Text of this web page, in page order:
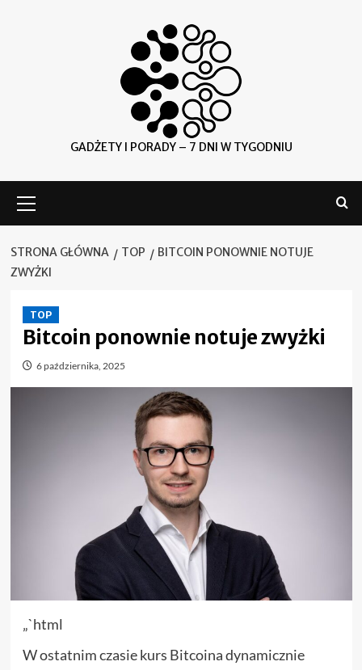
GADŻETY I PORADY – 7 DNI W TYGODNIU
główne
STRONA GŁÓWNA TOP
BITCOIN PONOWNIE NOTUJE
ZWYŻKI
TOP
Bitcoin ponownie notuje zwyżki
6 października, 2025
„`html
W ostatnim czasie kurs Bitcoina dynamicznie